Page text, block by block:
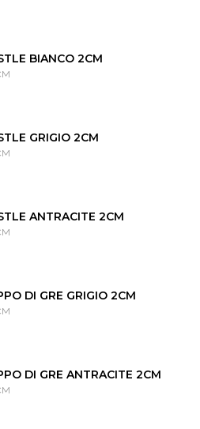
BIANCO 2CM
GRIGIO 2CM
ANTRACITE 2CM
DI GRE GRIGIO 2CM
DI GRE ANTRACITE 2CM